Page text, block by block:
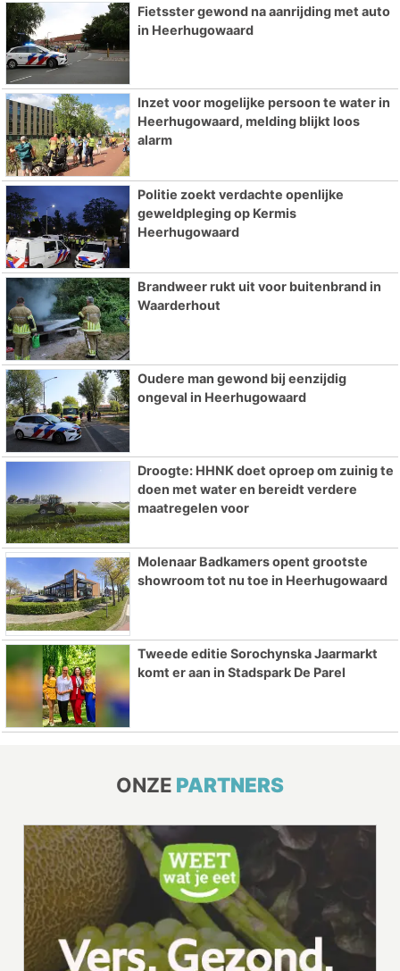
Fietsster gewond na aanrijding met auto
in Heerhugowaard
Inzet voor mogelijke persoon te water in
Heerhugowaard, melding blijkt loos
alarm
Politie zoekt verdachte openlijke
geweldpleging op Kermis
Heerhugowaard
Brandweer rukt uit voor buitenbrand in
Waarderhout
Oudere man gewond bij eenzijdig
ongeval in Heerhugowaard
Droogte: HHNK doet oproep om zuinig te
doen met water en bereidt verdere
maatregelen voor
Molenaar Badkamers opent grootste
showroom tot nu toe in Heerhugowaard
Tweede editie Sorochynska Jaarmarkt
komt er aan in Stadspark De Parel
ONZE PARTNERS